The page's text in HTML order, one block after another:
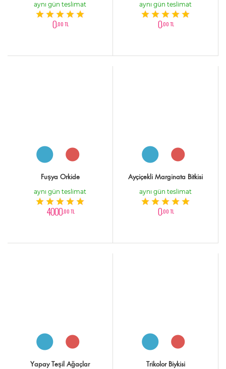
aynı gün teslimat
0,00 TL
aynı gün teslimat
0,00 TL
Fuşya Orkide
aynı gün teslimat
4000,00 TL
Ayçiçekli Marginata Bitkisi
aynı gün teslimat
0,00 TL
Yapay Teşil Ağaçlar Trikolor Biykisi